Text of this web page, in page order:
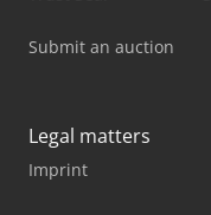
Submit an auction
Legal matters
Imprint